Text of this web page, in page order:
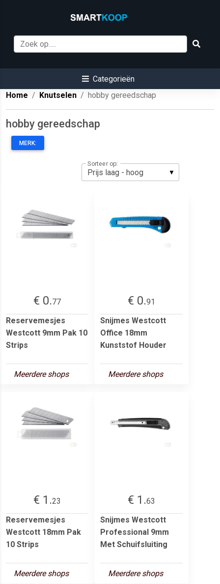
Categorieën
Home
Knutselen hobby gereedschap
hobby gereedschap
MERK:
Sorteer op:
€ 0.77
Reservemesjes
Westcott 9mm Pak 10
Strips
Meerdere shops
€ 0.91
Snijmes Westcott
Office 18mm
Kunststof Houder
Meerdere shops
€ 1.23
Reservemesjes
Westcott 18mm Pak
10 Strips
Meerdere shops
€ 1.63
Snijmes Westcott
Professional 9mm
Met Schuifsluiting
Meerdere shops